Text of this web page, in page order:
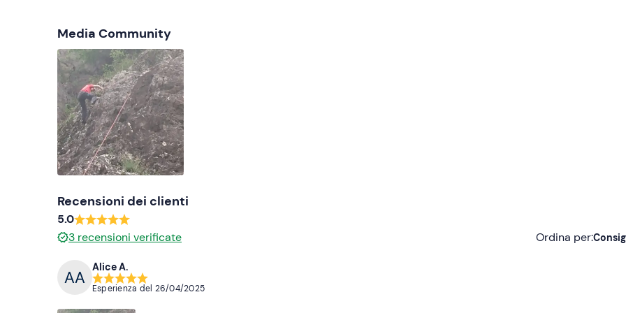
bevande
Media Community
Recensioni dei clienti
5.0
3 recensioni verificate Ordina per:
Alice A.
Esperienza del 26/04/2025